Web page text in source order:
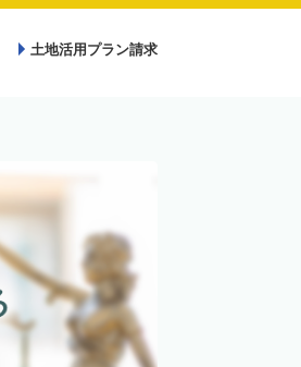
土地活用プラン請求